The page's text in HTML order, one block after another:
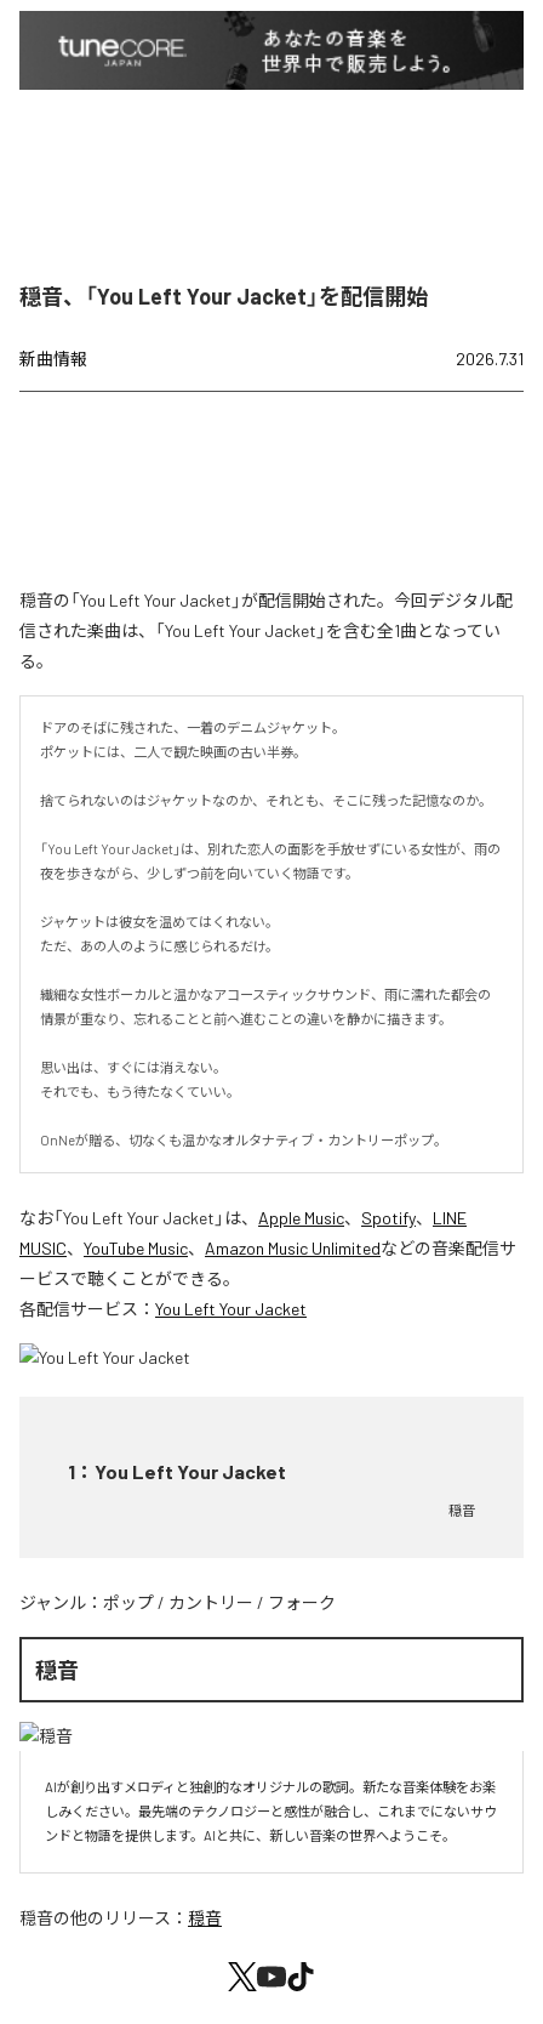
穏音、「You Left Your Jacket」を配信開始
新曲情報 2026.7.31
穏音の「You Left Your Jacket」が配信開始された。今回デジタル配
信された楽曲は、「You Left Your Jacket」を含む全1曲となってい
る。
ドアのそばに残された、一着のデニムジャケット。
ポケットには、二人で観た映画の古い半券。
捨てられないのはジャケットなのか、それとも、そこに残った記憶なのか。
「You Left Your Jacket」は、別れた恋人の面影を手放せずにいる女性が、雨の
夜を歩きながら、少しずつ前を向いていく物語です。
ジャケットは彼女を温めてはくれない。
ただ、あの人のように感じられるだけ。
繊細な女性ボーカルと温かなアコースティックサウンド、雨に濡れた都会の
情景が重なり、忘れることと前へ進むことの違いを静かに描きます。
思い出は、すぐには消えない。
それでも、もう待たなくていい。
OnNeが贈る、切なくも温かなオルタナティブ・カントリーポップ。
なお「You Left Your Jacket 」は、 Apple Music、 Spotify、 LINE
MUSIC、 YouTube Music、 Amazon Music Unlimitedなどの音楽配信サ
ービスで聴くことができる。
各配信サービス： You Left Your Jacket
1 ： You Left Your Jacket
穏音
ジャンル： ポップ / カントリー / フォーク
穏音
AIが創り出すメロディと独創的なオリジナルの歌詞。新たな音楽体験をお楽
しみください。最先端のテクノロジーと感性が融合し、これまでにないサウ
ンドと物語を提供します。AIと共に、新しい音楽の世界へようこそ。
穏音の他のリリース： 穏音